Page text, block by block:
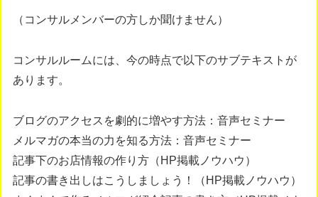
（コンサルメンバーの方しか聞けません）
コンサルルームには、今の時点で以下のサブテキストが
あります。
ブログのアクセスを劇的に増やす方法：音声セミナー
メルマガの本当の力を知る方法：音声セミナー
記事下のお店情報の作り方（HP掲載ノウハウ）
記事の書き出しはこうしましょう！（HP掲載ノウハウ）